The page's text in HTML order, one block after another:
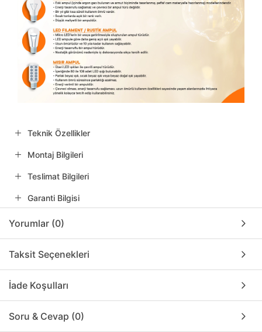
Teknik Özellikler
Montaj Bilgileri
Teslimat Bilgileri
Garanti Bilgisi
Yorumlar (0)
Taksit Seçenekleri
İade Koşulları
Soru & Cevap (0)